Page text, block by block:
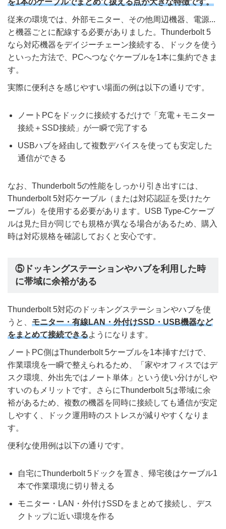
を1本のケーブルでまとめて扱える点が大きな特徴です。
従来の環境では、外部モニター、その他周辺機器、電源...
と機器ごとに配線する必要がありました。Thunderbolt 5
なら対応機器をデイジーチェーン接続する、ドックを使う
といった方法で、PCへつなぐケーブルを1本に集約できま
す。
実際に便利さを感じやすい場面の例は以下の通りです。
ノートPCをドックに接続するだけで「充電＋モニター
接続＋SSD接続」が一瞬で完了する
USBハブを経由して複数デバイスを使っても安定した
通信ができる
なお、Thunderbolt 5の性能をしっかり引き出すには、
Thunderbolt 5対応ケーブル（または対応認証を受けたケ
ーブル）を使用する必要があります。USB Type-Cケーブ
ルは見た目が同じでも規格が異なる場合があるため、購入
時は対応規格を確認しておくと安心です。
⑤ドッキングステーションやハブを利用した時
に帯域に余裕がある
Thunderbolt 5対応のドッキングステーションやハブを使
うと、 モニター・有線LAN・外付けSSD・USB機器など
をまとめて接続できるようになります。
ノートPC側はThunderbolt 5ケーブルを1本挿すだけで、
作業環境を一瞬で整えられるため、「家やオフィスではデ
スク環境、外出先ではノート単体」という使い分けがしや
すいのもメリットです。さらにThunderbolt 5は帯域に余
裕があるため、複数の機器を同時に接続しても通信が安定
しやすく、ドック運用時のストレスが減りやすくなりま
す。
便利な使用例は以下の通りです。
自宅にThunderbolt 5ドックを置き、帰宅後はケーブル1
本で作業環境に切り替える
モニター・LAN・外付けSSDをまとめて接続し、デス
クトップに近い環境を作る